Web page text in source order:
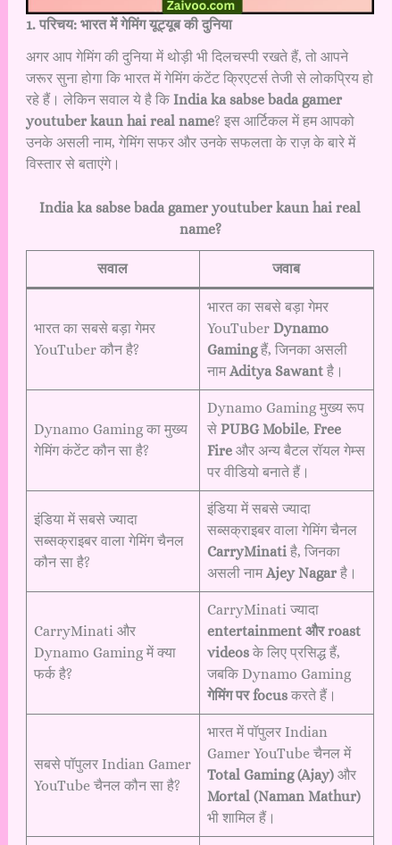
1. परिचय: भारत में गेमिंग यूट्यूब की दुनिया
अगर आप गेमिंग की दुनिया में थोड़ी भी दिलचस्पी रखते हैं, तो आपने
जरूर सुना होगा कि भारत में गेमिंग कंटेंट क्रिएटर्स तेजी से लोकप्रिय हो
रहे हैं। लेकिन सवाल ये है कि India ka sabse bada gamer
youtuber kaun hai real name? इस आर्टिकल में हम आपको
उनके असली नाम, गेमिंग सफर और उनके सफलता के राज़ के बारे में
विस्तार से बताएंगे।
India ka sabse bada gamer youtuber kaun hai real
name?
सवाल जवाब
भारत का सबसे बड़ा गेमर
YouTuber कौन है?
भारत का सबसे बड़ा गेमर
YouTuber Dynamo
Gamingहैं, जिनका असली
नामAditya Sawantहै।
Dynamo Gaming का मुख्य
गेमिंग कंटेंट कौन सा है?
Dynamo Gaming मुख्य रूप
से PUBG Mobile, Free
Fireऔर अन्य बैटल रॉयल गेम्स
पर वीडियो बनाते हैं।
इंडिया में सबसे ज्यादा
सब्सक्राइबर वाला गेमिंग चैनल
कौन सा है?
इंडिया में सबसे ज्यादा
सब्सक्राइबर वाला गेमिंग चैनल
CarryMinatiहै, जिनका
असली नामAjey Nagarहै।
CarryMinati और
Dynamo Gaming में क्या
फर्क है?
CarryMinati ज्यादा
entertainment और roast
videosके लिए प्रसिद्ध हैं,
जबकि Dynamo Gaming
गेमिंग पर focusकरते हैं।
सबसे पॉपुलर Indian Gamer
YouTube चैनल कौन सा है?
भारत में पॉपुलर Indian
Gamer YouTube चैनल में
Total Gaming (Ajay)और
Mortal (Naman Mathur)
भी शामिल हैं।